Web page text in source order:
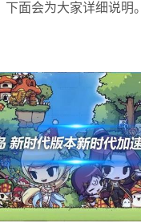
面会为大家详细说明。